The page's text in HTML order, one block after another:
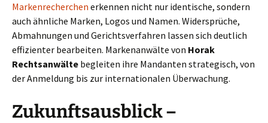
Markenrecherchen erkennen nicht nur identische, sondern
auch ähnliche Marken, Logos und Namen. Widersprüche,
Abmahnungen und Gerichtsverfahren lassen sich deutlich
effizienter bearbeiten. Markenanwälte von Horak
Rechtsanwälte begleiten ihre Mandanten strategisch, von
der Anmeldung bis zur internationalen Überwachung.
Zukunftsausblick –